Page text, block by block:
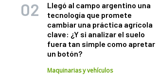
Llegó al campo argentino una
tecnología que promete
cambiar una práctica agrícola
clave: ¿Y si analizar el suelo
fuera tan simple como apretar
un botón?
Maquinarias y vehículos